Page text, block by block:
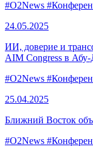
#O2News
24.05.2025
ИИ, доверие и
AIM Congress в
#O2News
25.04.2025
Ближний Восток
#O2News